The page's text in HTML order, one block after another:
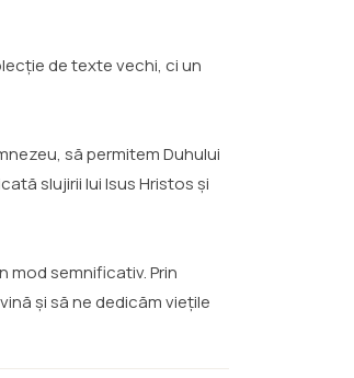
de texte vechi, ci un
să permitem Duhului
slujirii lui Isus Hristos și
mod semnificativ. Prin
și să ne dedicăm viețile